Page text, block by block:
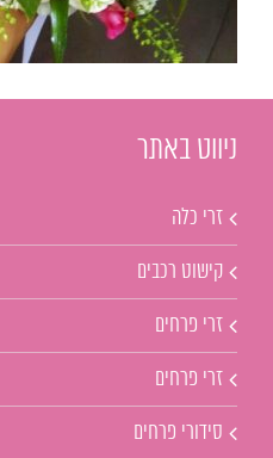
ניווט באתר
זרי כלה
קישוט רכבים
זרי פרחים
זרי פרחים
סידורי פרחים